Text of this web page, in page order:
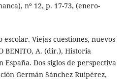
nº 12, p. 17-73, (enero-
escolar. Viejas cuestiones, nuevos
BENITO, A. (dir.), Historia
España. Dos siglos de perspectiva
Germán Sánchez Ruipérez,